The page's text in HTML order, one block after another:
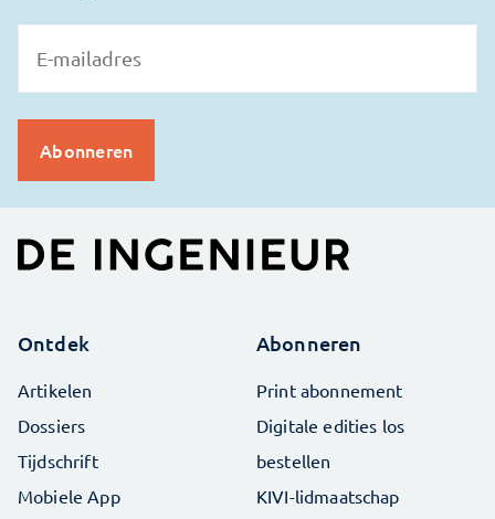
Ontdek
Artikelen
Dossiers
Tijdschrift
Mobiele App
Abonneren
Print abonnement
Digitale edities los
bestellen
KIVI-lidmaatschap